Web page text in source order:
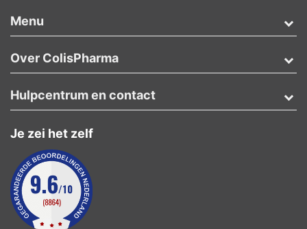
Menu
Over ColisPharma
Je zei het zelf
Hulpcentrum en contact